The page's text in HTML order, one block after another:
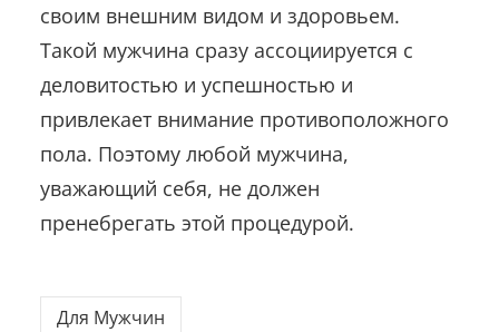
своим внешним видом и здоровьем.
Такой мужчина сразу ассоциируется с
деловитостью и успешностью и
привлекает внимание противоположного
пола. Поэтому любой мужчина,
уважающий себя, не должен
пренебрегать этой процедурой.
Для Мужчин